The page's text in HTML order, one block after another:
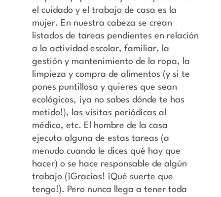
el cuidado y el trabajo de casa es la
mujer. En nuestra cabeza se crean
listados de tareas pendientes en relación
a la actividad escolar, familiar, la
gestión y mantenimiento de la ropa, la
limpieza y compra de alimentos (y si te
pones puntillosa y quieres que sean
ecológicos, ¡ya no sabes dónde te has
metido!), las visitas periódicas al
médico, etc. El hombre de la casa
ejecuta alguna de estas tareas (a
menudo cuando le dices qué hay que
hacer) o se hace responsable de algún
trabajo (¡Gracias! ¡Qué suerte que
tengo!). Pero nunca llega a tener toda